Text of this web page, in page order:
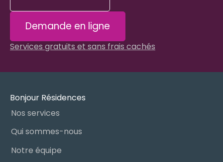
Demande en ligne
Services gratuits et sans frais cachés
Bonjour Résidences
Nos services
Qui sommes-nous
Notre équipe